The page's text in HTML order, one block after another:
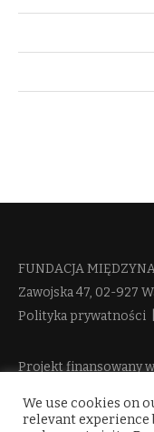
FUNDACJA
Zawojska 47, 02-927
Polityka prywatności
Projekt finansowany
więcej informacji
We use cookies on
relevant experience